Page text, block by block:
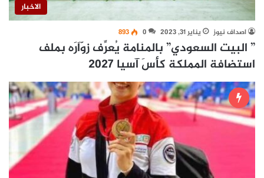
الاخبار
اصداف نيوز يناير 31, 2023 0
893
” البيت السعودي” بالمنامة يُعرِّف زوّاَرَه بملف
استضافة المملكة كأسَ آسيا 2027